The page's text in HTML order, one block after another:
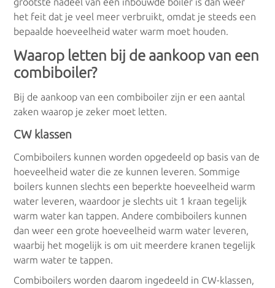
het feit dat je veel meer verbruikt, omdat je steeds een
bepaalde hoeveelheid water warm moet houden.
Waarop letten bij de aankoop van een
combiboiler?
Bij de aankoop van een combiboiler zijn er een aantal
zaken waarop je zeker moet letten.
CW klassen
Combiboilers kunnen worden opgedeeld op basis van de
hoeveelheid water die ze kunnen leveren. Sommige
boilers kunnen slechts een beperkte hoeveelheid warm
water leveren, waardoor je slechts uit 1 kraan tegelijk
warm water kan tappen. Andere combiboilers kunnen
dan weer een grote hoeveelheid warm water leveren,
waarbij het mogelijk is om uit meerdere kranen tegelijk
warm water te tappen.
Combiboilers worden daarom ingedeeld in CW-klassen,